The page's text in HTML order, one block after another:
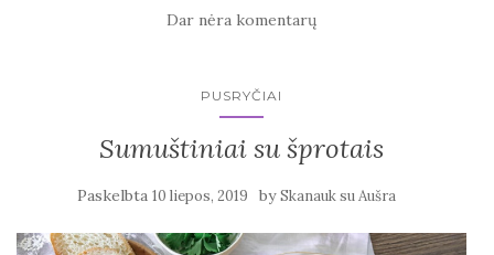
Dar nėra komentarų
PUSRYČIAI
Sumuštiniai su šprotais
Paskelbta 10 liepos, 2019 bySkanauk su Aušra